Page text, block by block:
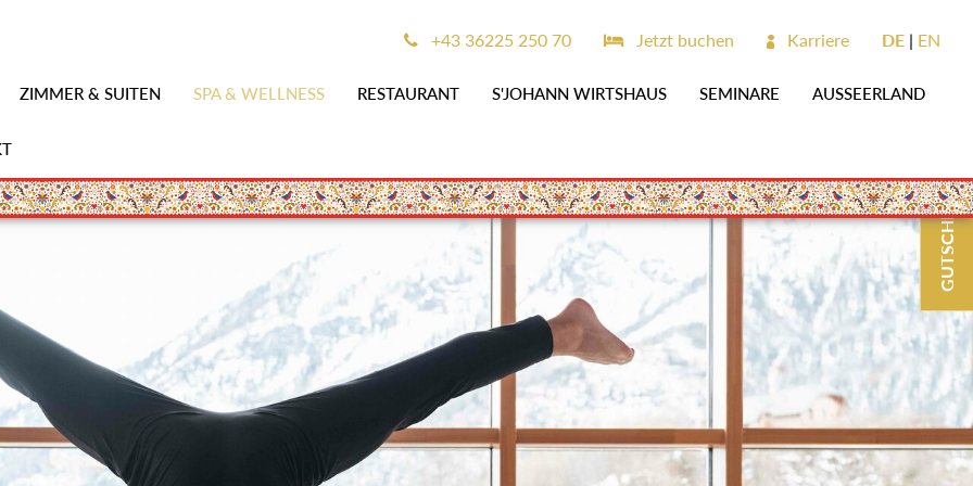
ZIMMER & SUITEN SPA & WELLNESS RESTAURANT S'JOHANN WIRTSHAUS SEMINARE AUSSEERLAND
+43 36225 250 70 Jetzt buchen Karriere DE EN
GUTSCHEINE